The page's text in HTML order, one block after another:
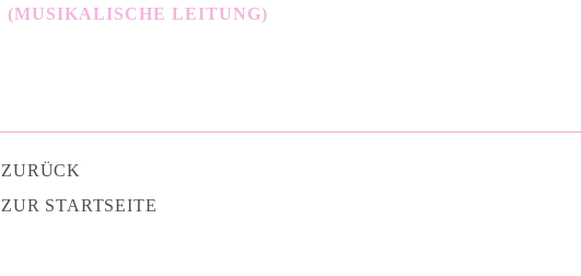
(MUSIKALISCHE LEITUNG)
ZURÜCK
ZUR STARTSEITE